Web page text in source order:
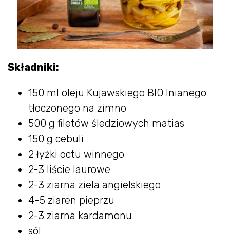
Składniki:
150 ml oleju Kujawskiego BIO lnianego
tłoczonego na zimno
500 g filetów śledziowych matias
150 g cebuli
2 łyżki octu winnego
2-3 liście laurowe
2-3 ziarna ziela angielskiego
4-5 ziaren pieprzu
2-3 ziarna kardamonu
sól